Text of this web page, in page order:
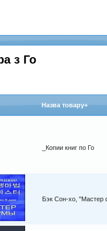
з Го
Назва товару+
_Копии книг по Го
Бэк Сон-хо,